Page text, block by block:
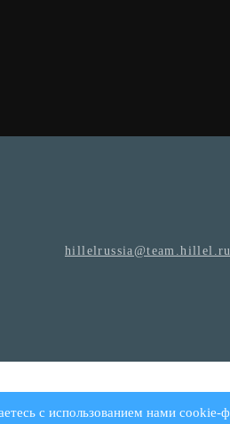
hillelrussia@team.hillel.ru
с использованием нами cookie-